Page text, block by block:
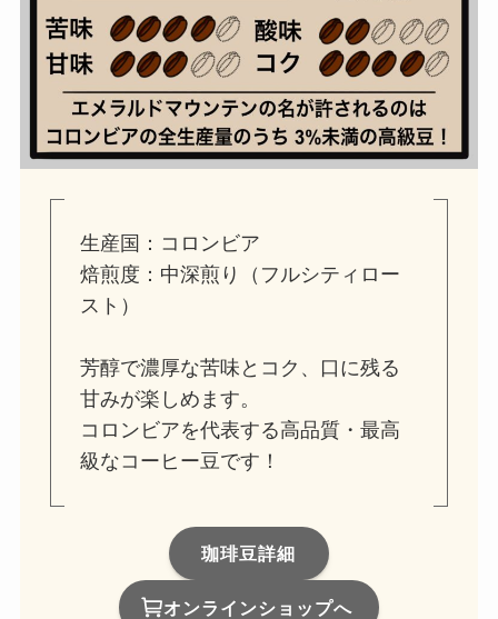
生産国：コロンビア
焙煎度：中深煎り（フルシティロー
スト）
芳醇で濃厚な苦味とコク、口に残る
甘みが楽しめます。
コロンビアを代表する高品質・最高
級なコーヒー豆です！
珈琲豆詳細
オンラインショップへ